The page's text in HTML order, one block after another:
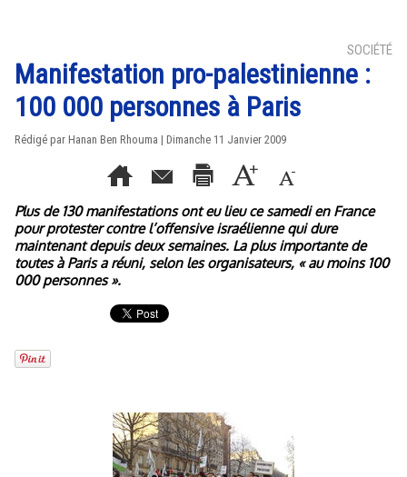
SOCIÉTÉ
Manifestation pro-palestinienne :
100 000 personnes à Paris
Rédigé par Hanan Ben Rhouma | Dimanche 11 Janvier 2009
Plus de 130 manifestations ont eu lieu ce samedi en France
pour protester contre l’offensive israélienne qui dure
maintenant depuis deux semaines. La plus importante de
toutes à Paris a réuni, selon les organisateurs, « au moins 100
000 personnes ».